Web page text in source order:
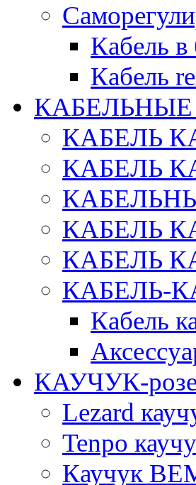
Кабель в
Кабель
КАБЕЛЬ
КАБЕЛЬ
КАБЕЛЬ
КАБЕЛЬ
КАБЕЛЬ-
Кабель
КАУЧУК-
Lezard
Tenpo
Каучук